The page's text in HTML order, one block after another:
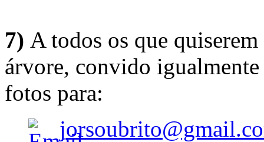
7) A todos os que
árvore, convido
fotos para: